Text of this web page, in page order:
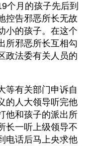
个月的孩子先后到
控告邪恶所长无故
小的孩子。在这个
所邪恶所长互相勾
政法委有关人员的
等有关部门申诉自
的人大领导听完他
他和孩子的派出所
长一听上级领导不
电话后马上央求他